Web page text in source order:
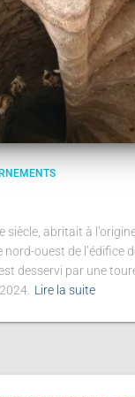
siècle, abritait à
nord-ouest de l’édifice
desservi par une
Lire la suite